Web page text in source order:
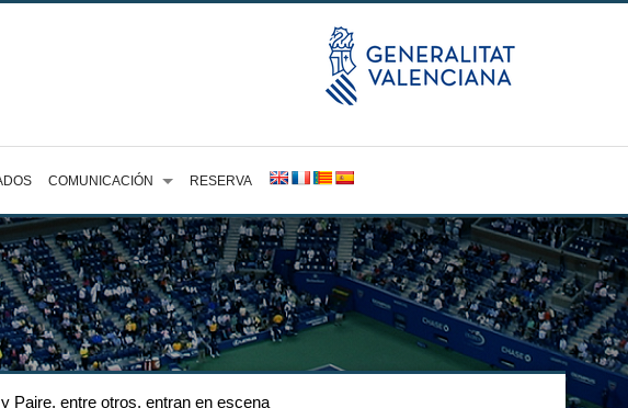
COMUNICACIÓN RESERVA
Paire, entre otros, entran en escena